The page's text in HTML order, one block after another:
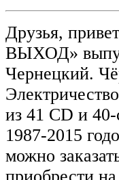
Друзья,
ВЫХОД»
Чернецкий.
из 41 CD и
1987-2015
можно